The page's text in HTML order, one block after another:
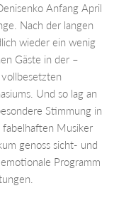
Anfang April
Nach der langen
wieder ein wenig
Gäste in der –
Und so lag an
Stimmung in
Musiker
genoss sicht- und
Programm